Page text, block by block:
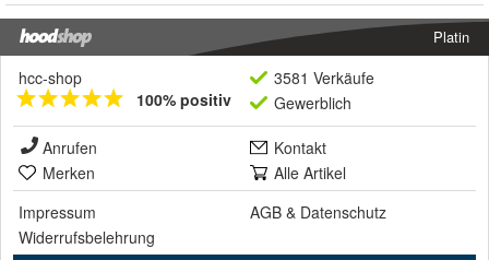
Platin
hcc-shop
100% positiv
3581 Verkäufe
Gewerblich
Anrufen
Kontakt
Merken
Alle Artikel
Impressum
AGB & Datenschutz
Widerrufsbelehrung